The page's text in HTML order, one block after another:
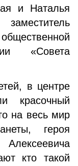
и Наталья
«Совета
в центре
красочный
на весь мир
героя
кто такой